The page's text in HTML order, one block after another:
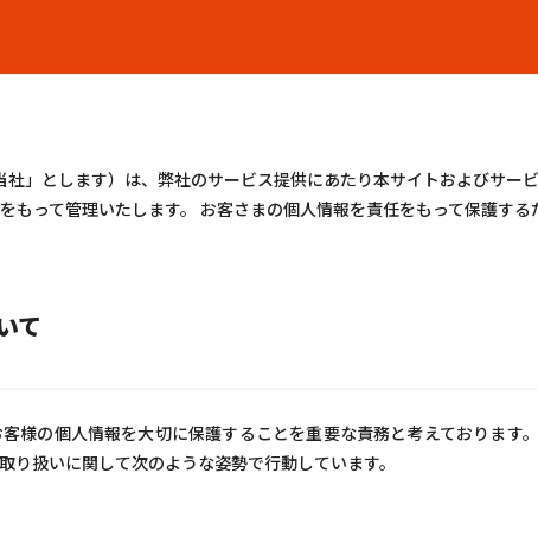
」とします）は、弊社のサービス提供にあたり本サイトおよびサー
もって管理いたします。 お客さまの個人情報を責任をもって保護する
て
様の個人情報を大切に保護することを重要な責務と考えております
扱いに関して次のような姿勢で行動しています。